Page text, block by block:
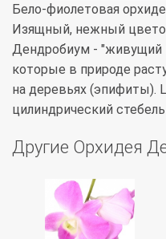
Бело-фиолетовая
Изящный, нежный
Дендробиум - "живущий
которые в природе
на деревьях
цилиндрический
Другие Орхидея